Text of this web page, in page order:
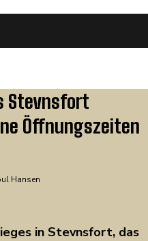
Stevnsfort
Öffnungszeiten
Hansen
in Stevnsfort, das